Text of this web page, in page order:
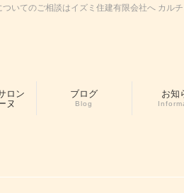
てのご相談はイズミ住建有限会社へ カル
ロン
ヌ
ブログ
Blog
お知